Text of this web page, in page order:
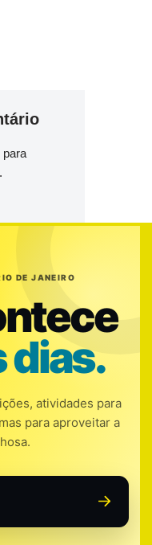
para
DE JANEIRO
dias.
atividades para
para aproveitar a